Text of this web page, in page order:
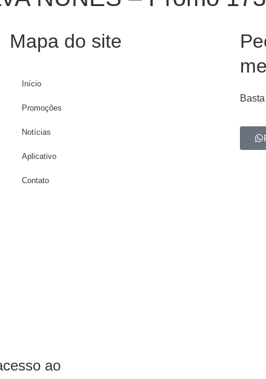
Mapa do site
Início
Promoções
Notícias
Aplicativo
Contato
ao